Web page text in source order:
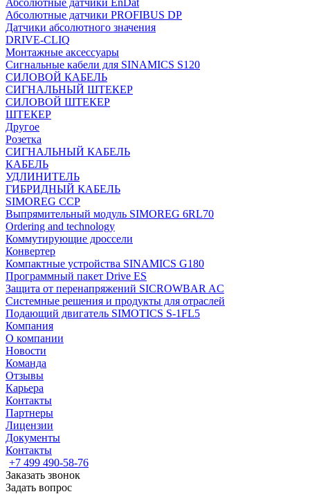
Абсолютные датчики EnDat
Абсолютные датчики PROFIBUS DP
Датчики абсолютного значения
DRIVE-CLIQ
Монтажные аксессуары
Сигнальные кабели для SINAMICS S120
СИЛОВОЙ КАБЕЛЬ
СИГНАЛЬНЫЙ ШТЕКЕР
СИЛОВОЙ ШТЕКЕР
ШТЕКЕР
Другое
Розетка
СИГНАЛЬНЫЙ КАБЕЛЬ
КАБЕЛЬ
УДЛИНИТЕЛЬ
ГИБРИДНЫЙ КАБЕЛЬ
SIMOREG CCP
Выпрямительный модуль SIMOREG 6RL70
Ordering and technology
Коммутирующие дроссели
Конвертер
Компактные устройства SINAMICS G180
Программный пакет Drive ES
Защита от перенапряжений SICROWBAR AC
Системные решения и продукты для отраслей
Подающий двигатель SIMOTICS S-1FL5
Компания
О компании
Новости
Команда
Отзывы
Карьера
Контакты
Партнеры
Лицензии
Документы
Контакты
+7 499 490-58-76
Заказать звонок
Задать вопрос